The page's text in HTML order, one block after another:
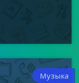
Музыка